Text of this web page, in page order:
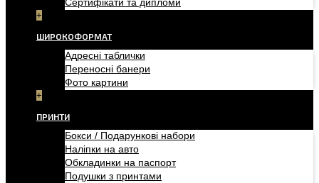
+
ШИРОКОФОРМАТ
Адресні таблички
Переносні банери
Фото картини
+
ПРИНТИ
Бокси / Подарункові набори
Наліпки на авто
Обкладинки на паспорт
Подушки з принтами